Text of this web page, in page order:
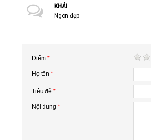
KHÁI
Ngon đẹp
Điểm *
Họ tên *
Tiêu đề *
Nội dung *